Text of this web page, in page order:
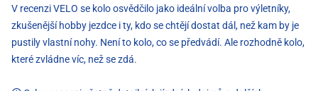
V recenzi VELO se kolo osvědčilo jako ideální volba pro výletníky,
zkušenější hobby jezdce i ty, kdo se chtějí dostat dál, než kam by je
pustily vlastní nohy. Není to kolo, co se předvádí. Ale rozhodně kolo,
které zvládne víc, než se zdá.